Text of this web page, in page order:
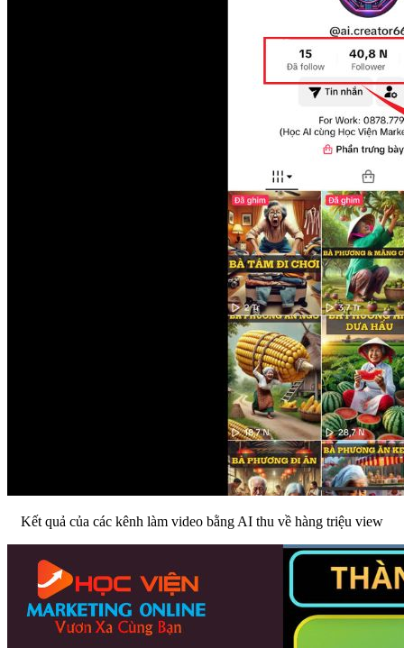
Kết quả của các kênh làm video bằng AI thu về hàng triệu view